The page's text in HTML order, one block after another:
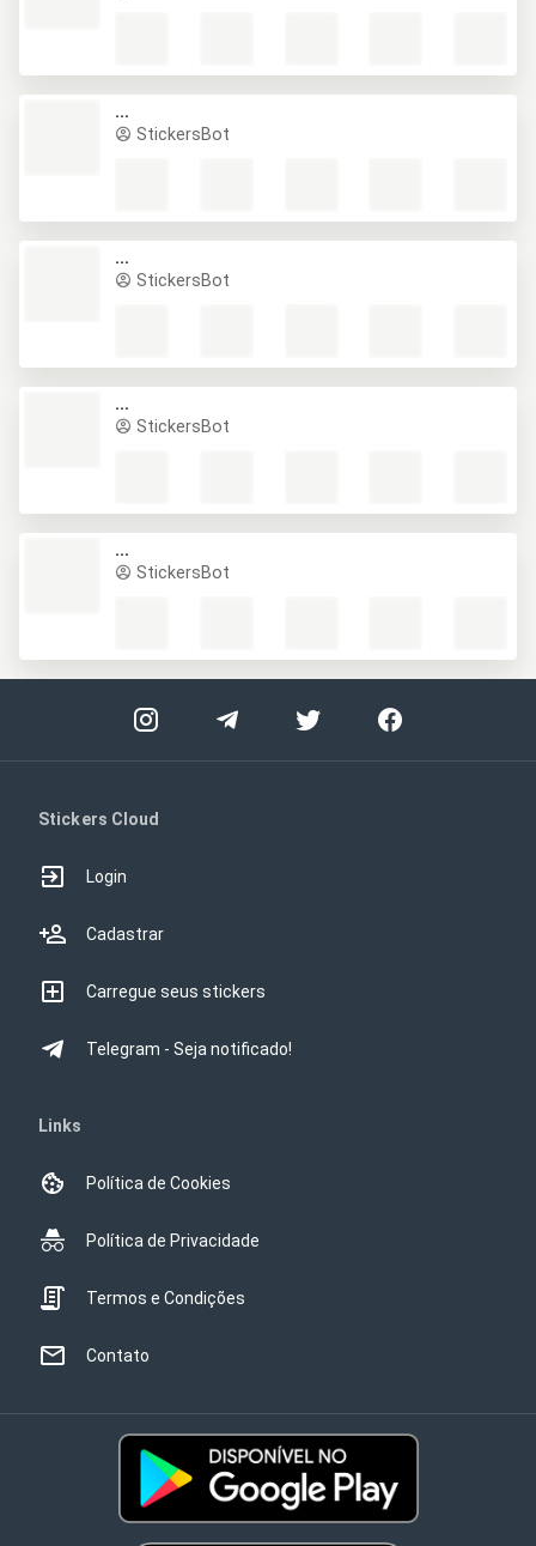
...
StickersBot
...
StickersBot
...
StickersBot
...
StickersBot
Stickers Cloud
Login
Cadastrar
Carregue seus stickers
Telegram - Seja notificado!
Links
Política de Cookies
Política de Privacidade
Termos e Condições
Contato